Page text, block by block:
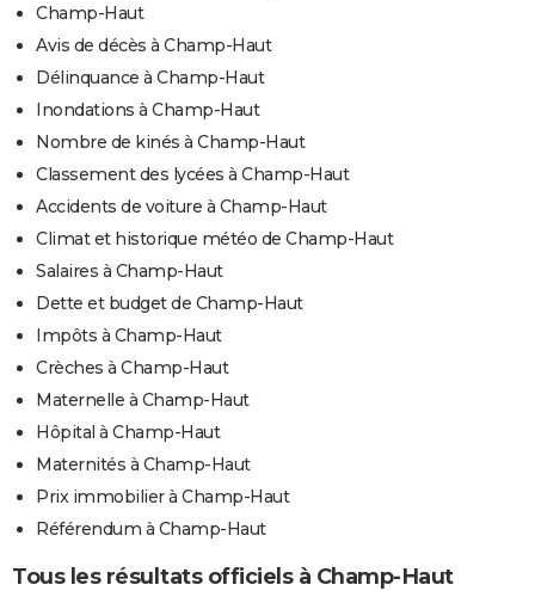
Champ-Haut
Avis de décès à Champ-Haut
Délinquance à Champ-Haut
Inondations à Champ-Haut
Nombre de kinés à Champ-Haut
Classement des lycées à Champ-Haut
Accidents de voiture à Champ-Haut
Climat et historique météo de Champ-Haut
Salaires à Champ-Haut
Dette et budget de Champ-Haut
Impôts à Champ-Haut
Crèches à Champ-Haut
Maternelle à Champ-Haut
Hôpital à Champ-Haut
Maternités à Champ-Haut
Prix immobilier à Champ-Haut
Référendum à Champ-Haut
Tous les résultats officiels à Champ-Haut